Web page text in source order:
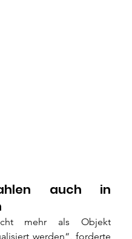
auch in
mehr als Objekt
werden“, forderte